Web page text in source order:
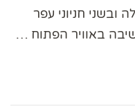
ובשני חניוני עפר
באוויר הפתוח …